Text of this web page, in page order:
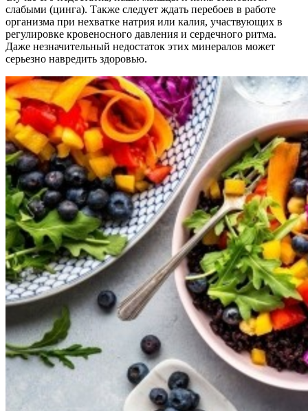
слабыми (цинга). Также следует ждать перебоев в работе
организма при нехватке натрия или калия, участвующих в
регулировке кровеносного давления и сердечного ритма.
Даже незначительный недостаток этих минералов может
серьезно навредить здоровью.